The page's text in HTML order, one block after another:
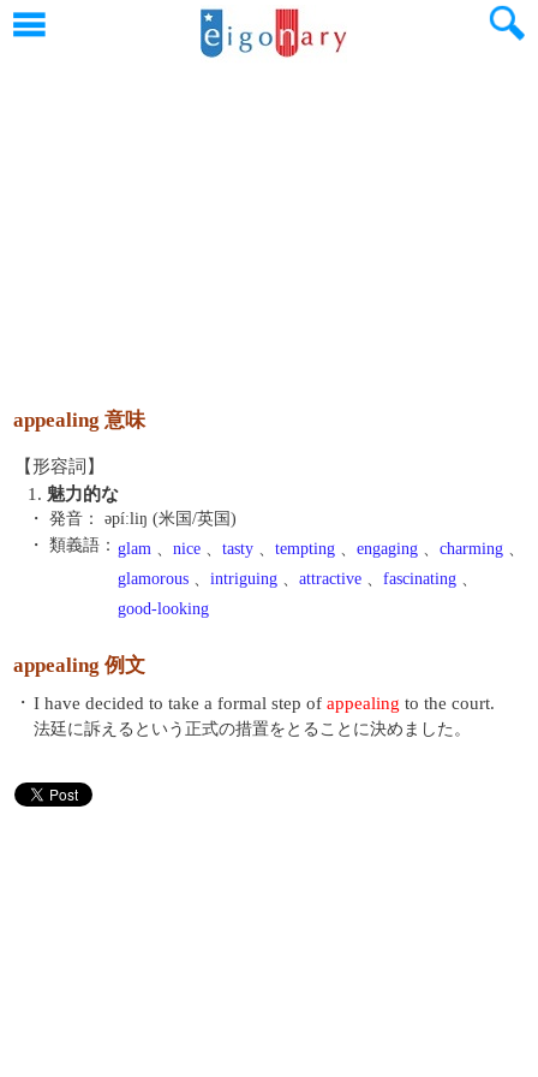
appealing 意味
【形容詞】
1. 魅力的な
・ 発音：
əpíːliŋ (米国/英国)
・ 類義語： glam 、 nice 、 tasty 、 tempting 、 engaging 、 charming 、
glamorous 、 intriguing 、 attractive 、 fascinating 、
good-looking
appealing 例文
・ I have decided to take a formal step of appealing to the court.
法廷に訴えるという正式の措置をとることに決めました。